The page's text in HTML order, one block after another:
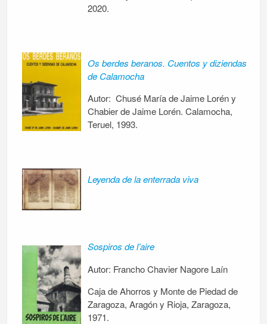
2020.
Os berdes beranos. Cuentos y diziendas
de Calamocha
Autor: Chusé María de Jaime Lorén y
Chabier de Jaime Lorén. Calamocha,
Teruel, 1993.
Leyenda de la enterrada viva
Sospiros de l’aire
Autor: Francho Chavier Nagore Laín
Caja de Ahorros y Monte de Piedad de
Zaragoza, Aragón y Rioja, Zaragoza,
1971.